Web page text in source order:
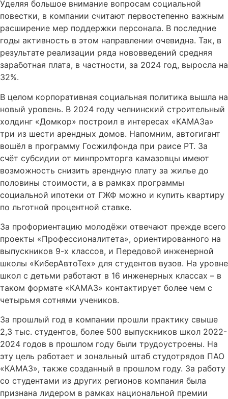
Уделяя большое внимание вопросам социальной
повестки, в компании считают первостепенно важным
расширение мер поддержки персонала. В последние
годы активность в этом направлении очевидна. Так, в
результате реализации ряда нововведений средняя
заработная плата, в частности, за 2024 год, выросла на
32%.
В целом корпоративная социальная политика вышла на
новый уровень. В 2024 году челнинский строительный
холдинг «Домкор» построил в интересах «КАМАЗа»
три из шести арендных домов. Напомним, автогигант
вошёл в программу Госжилфонда при раисе РТ. За
счёт субсидии от минпромторга камазовцы имеют
возможность снизить арендную плату за жилье до
половины стоимости, а в рамках программы
социальной ипотеки от ГЖФ можно и купить квартиру
по льготной процентной ставке.
За профориентацию молодёжи отвечают прежде всего
проекты «Профессионалитета», ориентированного на
выпускников 9-х классов, и Передовой инженерной
школы «КиберАвтоТех» для студентов вузов. На уровне
школ с детьми работают в 16 инженерных классах – в
таком формате «КАМАЗ» контактирует более чем с
четырьмя сотнями учеников.
За прошлый год в компании прошли практику свыше
2,3 тыс. студентов, более 500 выпускников школ 2022-
2024 годов в прошлом году были трудоустроены. На
эту цель работает и зональный штаб студотрядов ПАО
«КАМАЗ», также созданный в прошлом году. За работу
со студентами из других регионов компания была
признана лидером в рамках национальной премии